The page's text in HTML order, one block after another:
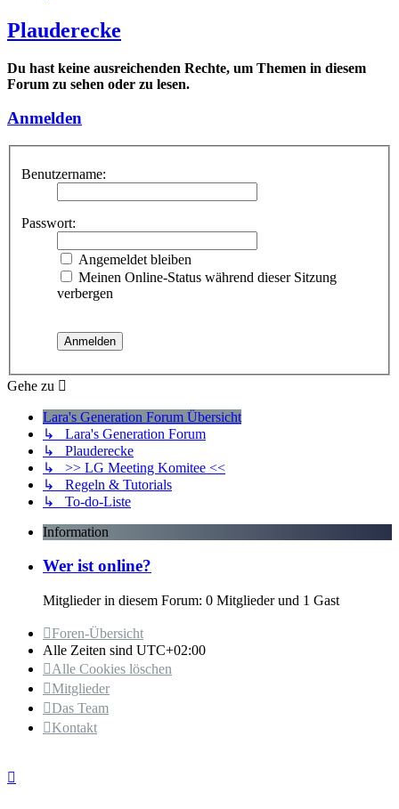
Plauderecke
Du hast keine ausreichenden Rechte, um Themen in diesem
Forum zu sehen oder zu lesen.
Anmelden
Benutzername:
Passwort:
Angemeldet bleiben
Meinen Online-Status während dieser Sitzung
verbergen
Gehe zu
Lara's Generation Forum Übersicht
↳ Lara's Generation Forum
↳ Plauderecke
↳ >> LG Meeting Komitee <<
↳ Regeln & Tutorials
↳ To-do-Liste
Information
Wer ist online?
Mitglieder in diesem Forum: 0 Mitglieder und 1 Gast
Foren-Übersicht
Alle Zeiten sind UTC+02:00
Alle Cookies löschen
Mitglieder
Das Team
Kontakt